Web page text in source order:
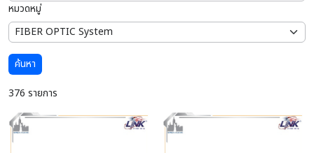
หมวดหมู่
ค้นหา
376 รายการ